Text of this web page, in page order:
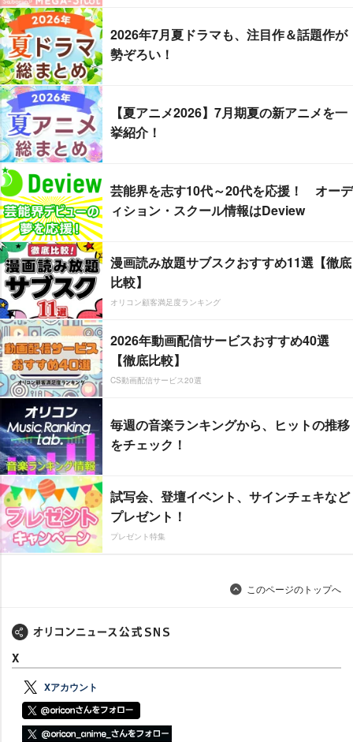
2026年7月夏ドラマも、注目作＆話題作が
勢ぞろい！
【夏アニメ2026】7月期夏の新アニメを一
挙紹介！
芸能界を志す10代～20代を応援！ オーデ
ィション・スクール情報はDeview
漫画読み放題サブスクおすすめ11選【徹底
比較】
オリコン顧客満足度ランキング
2026年動画配信サービスおすすめ40選
【徹底比較】
CS動画配信サービス20選
毎週の音楽ランキングから、ヒットの推移
をチェック！
試写会、登壇イベント、サインチェキなど
プレゼント！
プレゼント特集
このページのトップへ
X
Xアカウント